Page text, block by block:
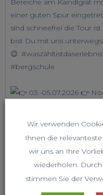
Wir verwenden
Ihnen die
wir uns an Ihre
wiederholen.
stimmen Sie der